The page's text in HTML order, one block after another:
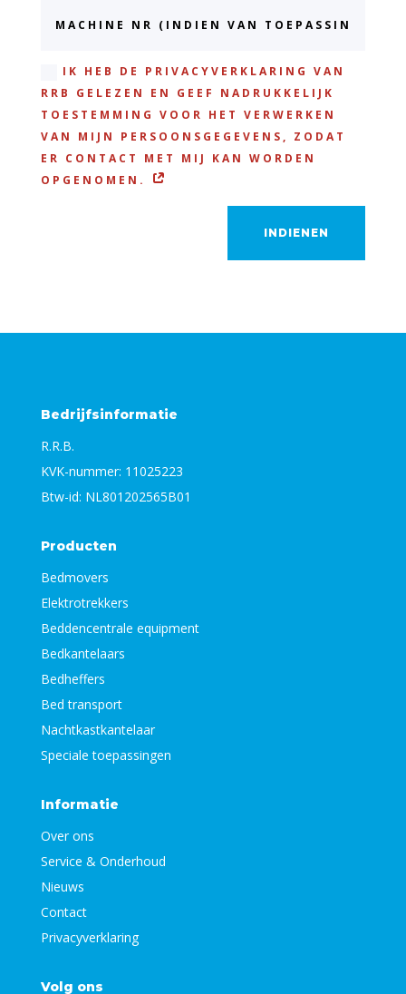
IK HEB DE PRIVACYVERKLARING VAN
RRB GELEZEN EN GEEF NADRUKKELIJK
TOESTEMMING VOOR HET VERWERKEN
VAN MIJN PERSOONSGEGEVENS, ZODAT
ER CONTACT MET MIJ KAN WORDEN
OPGENOMEN.
INDIENEN
Bedrijfsinformatie
R.R.B.
KVK-nummer: 11025223
Btw-id: NL801202565B01
Producten
Bedmovers
Elektrotrekkers
Beddencentrale equipment
Bedkantelaars
Bedheffers
Bed transport
Nachtkastkantelaar
Speciale toepassingen
Informatie
Over ons
Service & Onderhoud
Nieuws
Contact
Privacyverklaring
Volg ons